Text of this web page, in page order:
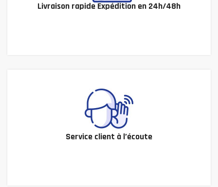
Livraison rapide Expédition en 24h/48h
Service client à l’écoute